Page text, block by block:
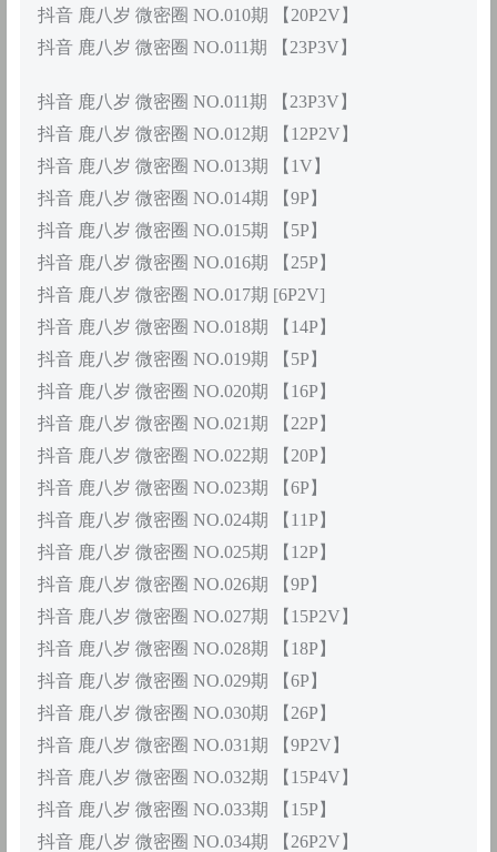
抖音 鹿八岁 微密圈 NO.010期 【20P2V】
抖音 鹿八岁 微密圈 NO.011期 【23P3V】
抖音 鹿八岁 微密圈 NO.011期 【23P3V】
抖音 鹿八岁 微密圈 NO.012期 【12P2V】
抖音 鹿八岁 微密圈 NO.013期 【1V】
抖音 鹿八岁 微密圈 NO.014期 【9P】
抖音 鹿八岁 微密圈 NO.015期 【5P】
抖音 鹿八岁 微密圈 NO.016期 【25P】
抖音 鹿八岁 微密圈 NO.017期 [6P2V]
抖音 鹿八岁 微密圈 NO.018期 【14P】
抖音 鹿八岁 微密圈 NO.019期 【5P】
抖音 鹿八岁 微密圈 NO.020期 【16P】
抖音 鹿八岁 微密圈 NO.021期 【22P】
抖音 鹿八岁 微密圈 NO.022期 【20P】
抖音 鹿八岁 微密圈 NO.023期 【6P】
抖音 鹿八岁 微密圈 NO.024期 【11P】
抖音 鹿八岁 微密圈 NO.025期 【12P】
抖音 鹿八岁 微密圈 NO.026期 【9P】
抖音 鹿八岁 微密圈 NO.027期 【15P2V】
抖音 鹿八岁 微密圈 NO.028期 【18P】
抖音 鹿八岁 微密圈 NO.029期 【6P】
抖音 鹿八岁 微密圈 NO.030期 【26P】
抖音 鹿八岁 微密圈 NO.031期 【9P2V】
抖音 鹿八岁 微密圈 NO.032期 【15P4V】
抖音 鹿八岁 微密圈 NO.033期 【15P】
抖音 鹿八岁 微密圈 NO.034期 【26P2V】